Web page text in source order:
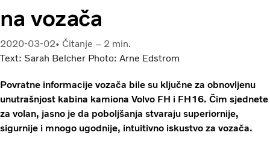
O nama
Volvo Truck Builder
Kontaktirajte nas
na vozača
2020-03-02
Čitanje – 2 min.
Text: Sarah Belcher Photo: Arne Edstrom
Povratne informacije vozača bile su ključne za obnovljenu
unutrašnjost kabina kamiona Volvo FH i FH16. Čim sjednete
za volan, jasno je da poboljšanja stvaraju superiornije,
sigurnije i mnogo ugodnije, intuitivno iskustvo za vozača.